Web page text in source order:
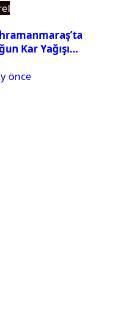
Kar Yağışı
önce